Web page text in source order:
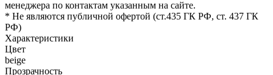
менеджера по контактам указанным на сайте.
* Не являются публичной офертой (ст.435 ГК РФ, cт. 437 ГК
РФ)
Характеристики
Цвет
beige
Прозрачность